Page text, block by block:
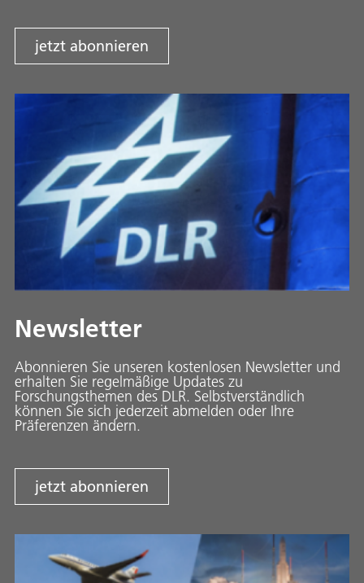
jetzt abonnieren
Newsletter
Abonnieren Sie unseren kostenlosen Newsletter und
erhalten Sie regelmäßige Updates zu
Forschungsthemen des DLR. Selbstverständlich
können Sie sich jederzeit abmelden oder Ihre
Präferenzen ändern.
jetzt abonnieren